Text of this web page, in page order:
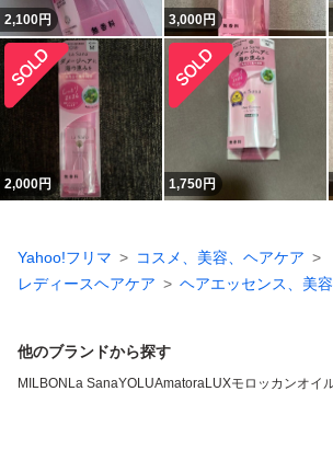
2,100円 3,000円
2,000円 1,750円
Yahoo!フリマ
コスメ、美容、ヘアケア
レディースヘアケア
ヘアエッセンス、美
他のブランドから探す
MILBON La SanaYOLUAmatoraLUXモロッカンオイ